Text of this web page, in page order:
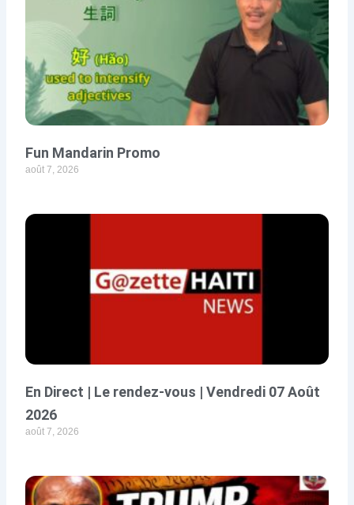
Fun Mandarin Promo
août 7, 2026
En Direct | Le rendez-vous | Vendredi 07 Août
2026
août 7, 2026